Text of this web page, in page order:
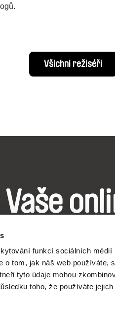
funkcí sociálních
o tom, jak náš web používáte,
tyto údaje mohou
toho, že používáte jejich
Všichni režiséři
Vaše
každý týden